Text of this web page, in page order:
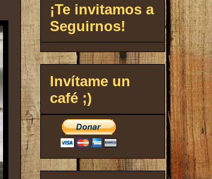
¡Te invitamos a
Seguirnos!
Invítame un
café ;)